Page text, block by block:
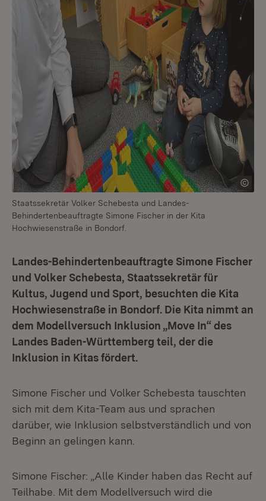
Staatssekretär Volker Schebesta und Landes-
Behindertenbeauftragte Simone Fischer in der Kita
Hochwiesenstraße in Bondorf.
Landes-Behindertenbeauftragte Simone Fischer
und Volker Schebesta, Staatssekretär für
Kultus, Jugend und Sport, besuchten die Kita
Hochwiesenstraße in Bondorf. Die Kita nimmt an
dem Modellversuch Inklusion „Move In“ des
Landes Baden-Württemberg teil, der die
Inklusion in Kitas fördert.
Simone Fischer und Volker Schebesta tauschten
sich mit dem Kita-Team aus und sprachen
darüber, wie Inklusion selbstverständlich und von
Beginn an gelingen kann.
Simone Fischer: „Alle Kinder haben das Recht auf
Teilhabe. Mit dem Modellversuch wird die